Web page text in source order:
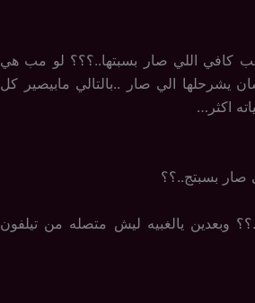
كافي اللي صار بسبتها..؟؟؟ لو مب هي
يشرحلها الي صار ..بالتالي مابيصير كل
اكثر…
صار بسبتج..؟؟
وبعدين يالغبيه ليش متصله من تيلفون